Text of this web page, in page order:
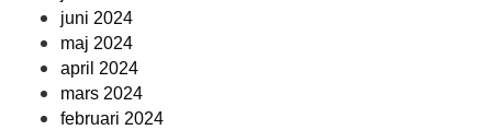
juni 2024
maj 2024
april 2024
mars 2024
februari 2024